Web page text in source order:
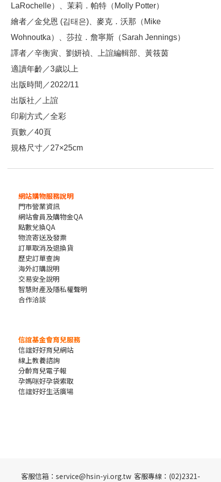
LaRochelle）、茉莉．帕特（Molly Potter）
繪者／金兌恩 (김태은)、麥克．沃那（Mike
Wohnoutka）、莎拉．詹寧斯（Sarah Jennings）
譯者／辛衡寅、劉妍禎、上誼編輯部、黃筱茵
適讀年齡／3歲以上
出版時間／2022/11
出版社／上誼
印刷方式／全彩
頁數／40頁
規格尺寸／27×25cm
網站購物服務說明
門市營業資訊
網站會員及購物金QA
點數兌換QA
物流寄送及發票
訂單取消及退換貨
歷史訂單查詢
海外訂購說明
交易安全說明
智慧財產及隱私權聲明
合作洽談
信誼基金會育兒服務
信誼好好育兒網站
線上教養諮詢
分齡育兒電子報
孕媽咪好孕袋索取
信誼好好生活廣場
客服信箱：service@hsin-yi.org.tw 客服專線：(02)2321-